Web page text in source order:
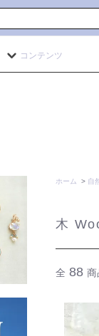
コンテンツ
ホーム > 自
木
全 88 商